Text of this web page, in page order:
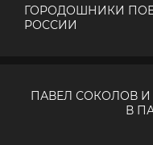
ГОРОДОШНИКИ
РОССИИ
ПАВЕЛ СОКОЛОВ
В